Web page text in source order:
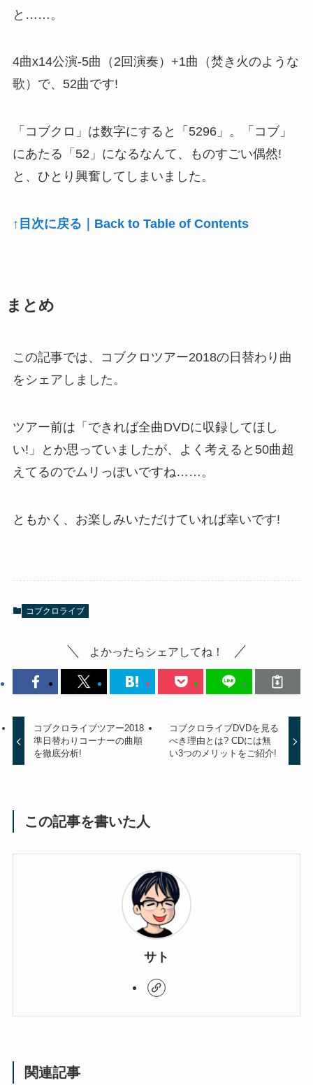
と……。
4曲x14公演-5曲（2回演奏）+1曲（焚き火のような
歌）で、52曲です!
「コブクロ」は数字にすると「5296」。「コブ」
にあたる「52」になるなんて、ものすごい偶然!
と、ひとり興奮してしまいました。
↑目次に戻る｜Back to Table of Contents
まとめ
この記事では、コブクロツアー2018の日替わり曲
をシェアしました。
ツアー前は「できれば全曲DVDに収録してほし
い!」とか思っていましたが、よく考えると50曲超
えてるのでムリっぽいですね……。
ともかく、お楽しみいただけていれば幸いです!
コブクロライブ
よかったらシェアしてね！
コブクロライブツアー2018
準日替わりコーナーの曲順
を徹底分析!
コブクロライブDVDを見る
べき理由とは? CDには無
い3つのメリットをご紹介!
この記事を書いた人
サト
関連記事